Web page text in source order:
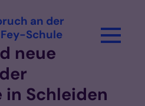
an der
Schule:
neue
in Schleiden